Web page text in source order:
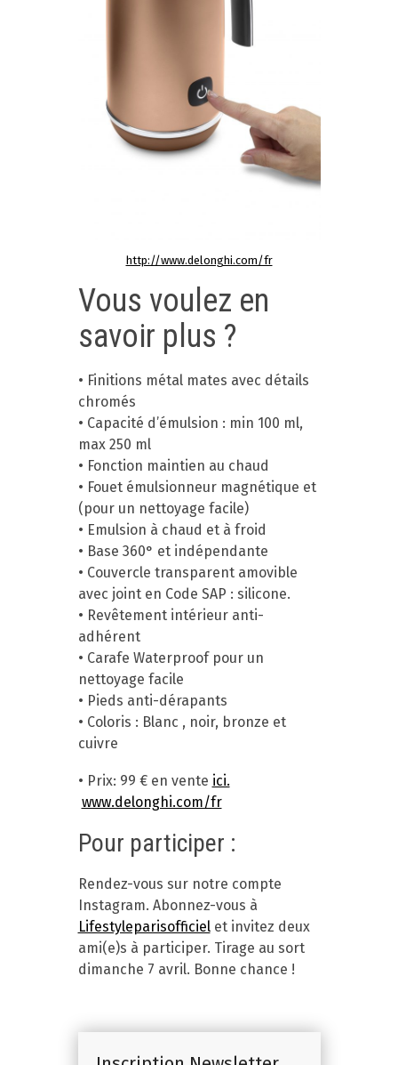
http://www.delonghi.com/fr
Vous voulez en
savoir plus ?
• Finitions métal mates avec détails
chromés
• Capacité d’émulsion : min 100 ml,
max 250 ml
• Fonction maintien au chaud
• Fouet émulsionneur magnétique et
(pour un nettoyage facile)
• Emulsion à chaud et à froid
• Base 360° et indépendante
• Couvercle transparent amovible
avec joint en Code SAP : silicone.
• Revêtement intérieur anti-
adhérent
• Carafe Waterproof pour un
nettoyage facile
• Pieds anti-dérapants
• Coloris : Blanc , noir, bronze et
cuivre
• Prix: 99 € en vente ici.
www.delonghi.com/fr
Pour participer :
Rendez-vous sur notre compte
Instagram. Abonnez-vous à
Lifestyleparisofficielet invitez deux
ami(e)s à participer. Tirage au sort
dimanche 7 avril. Bonne chance !